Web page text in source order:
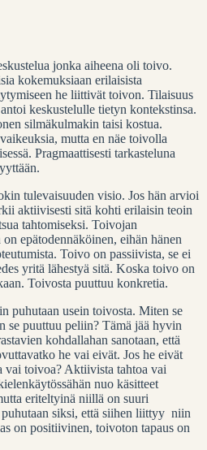
jonka aiheena oli toivo.
kokemuksiaan erilaisista
he liittivät toivon. Tilaisuus
keskustelulle tietyn kontekstinsa.
silmäkulmakin taisi kostua.
mutta en näe toivolla
Pragmaattisesti tarkasteluna
tulevaisuuden visio. Jos hän arvioi
aktiivisesti sitä kohti erilaisin teoin
tahtomiseksi. Toivojan
epätodennäköinen, eihän hänen
Toivo on passiivista, se ei
yritä lähestyä sitä. Koska toivo on
Toivosta puuttuu konkretia.
puhutaan usein toivosta. Miten se
se puuttuu peliin? Tämä jää hyvin
kohdallahan sanotaan, että
he vai eivät. Jos he eivät
vai toivoa? Aktiivista tahtoa vai
nuo käsitteet
eriteltyinä niillä on suuri
siksi, että siihen liittyy niin
on positiivinen, toivoton tapaus on